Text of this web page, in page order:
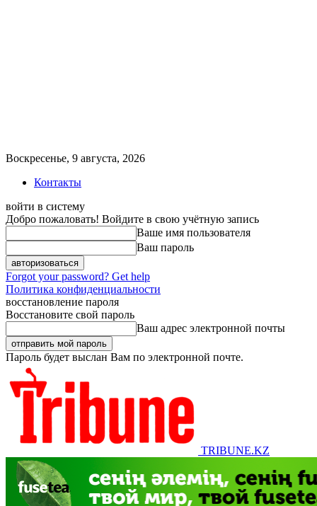
Воскресенье, 9 августа, 2026
Контакты
войти в систему
Добро пожаловать! Войдите в свою учётную запись
Ваше имя пользователя
Ваш пароль
Forgot your password? Get help
Политика конфиденциальности
восстановление пароля
Восстановите свой пароль
Ваш адрес электронной почты
Пароль будет выслан Вам по электронной почте.
TRIBUNE.KZ